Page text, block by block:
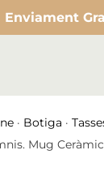
Enviament
· Botiga ·
Mug